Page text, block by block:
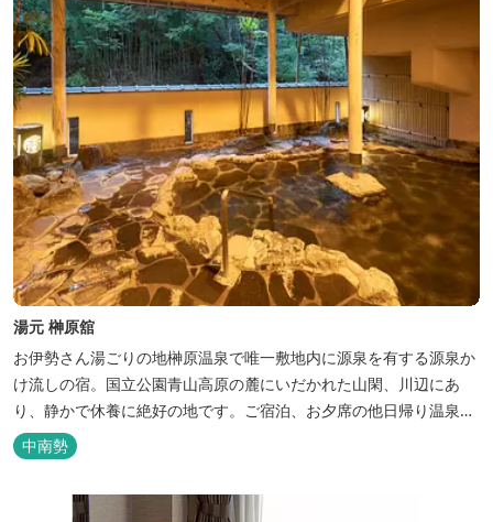
湯元 榊原舘
お伊勢さん湯ごりの地榊原温泉で唯一敷地内に源泉を有する源泉か
け流しの宿。国立公園青山高原の麓にいだかれた山閑、川辺にあ
り、静かで休養に絶好の地です。ご宿泊、お夕席の他日帰り温泉も
楽しめます。お料理にも温泉を用いた温泉野菜蒸しの他美と健康を
テーマとしたふるさと会席をご用意しています。
中南勢